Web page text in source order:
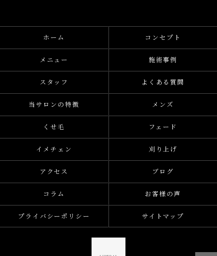
ホーム コンセプト
メニュー 施術事例
スタッフ よくある質問
当サロンの特徴 メンズ
くせ毛 フェード
イメチェン 刈り上げ
アクセス ブログ
コラム お客様の声
プライバシーポリシー サイトマップ